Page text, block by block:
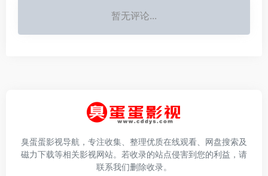
暂无评论...
臭蛋蛋影视导航，专注收集、整理优质在线观看、网盘搜索及
磁力下载等相关影视网站。若收录的站点侵害到您的利益，请
联系我们删除收录。